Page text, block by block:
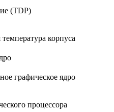
(TDP)
корпуса
графическое ядро
процессора